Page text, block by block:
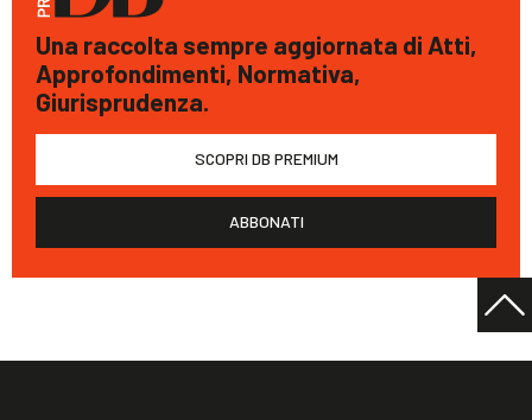
Una raccolta sempre aggiornata di Atti,
Approfondimenti, Normativa,
Giurisprudenza.
SCOPRI DB PREMIUM
ABBONATI